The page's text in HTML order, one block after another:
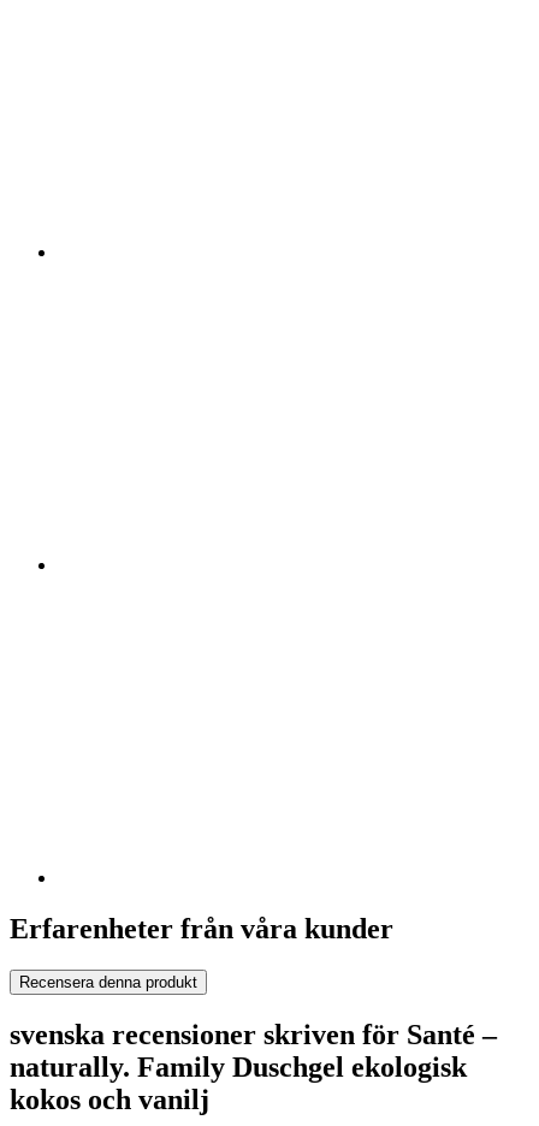
Erfarenheter från våra kunder
Recensera denna produkt
svenska recensioner skriven för Santé –
naturally. Family Duschgel ekologisk
kokos och vanilj